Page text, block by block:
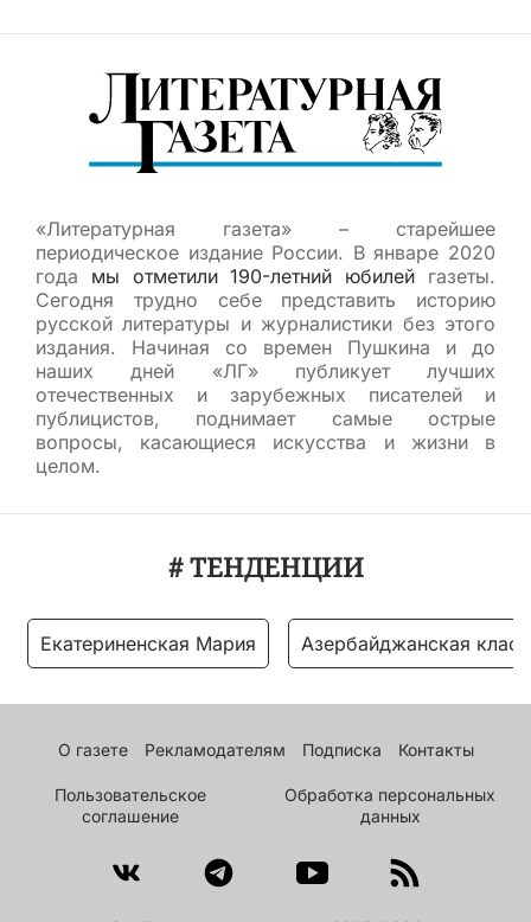
«Литературная газета» – старейшее
периодическое издание России. В январе 2020
года мы отметили 190-летний юбилей газеты.
Сегодня трудно себе представить историю
русской литературы и журналистики без этого
издания. Начиная со времен Пушкина и до
наших дней «ЛГ» публикует лучших
отечественных и зарубежных писателей и
публицистов, поднимает самые острые
вопросы, касающиеся искусства и жизни в
целом.
# ТЕНДЕНЦИИ
Екатериненская Мария Азербайджанская
О газете Рекламодателям Подписка Контакты
Пользовательское
соглашение
Обработка персональных
данных